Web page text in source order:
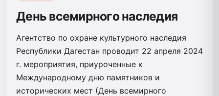
День всемирного наследия
Агентство по охране культурного наследия
Республики Дагестан проводит 22 апреля 2024
г. мероприятия, приуроченные к
Международному дню памятников и
исторических мест (День всемирного